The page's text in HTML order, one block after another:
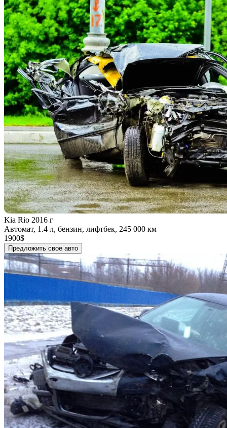
Kia Rio 2016 г
Автомат, 1.4 л, бензин, лифтбек, 245 000 км
1900$
Предложить свое авто